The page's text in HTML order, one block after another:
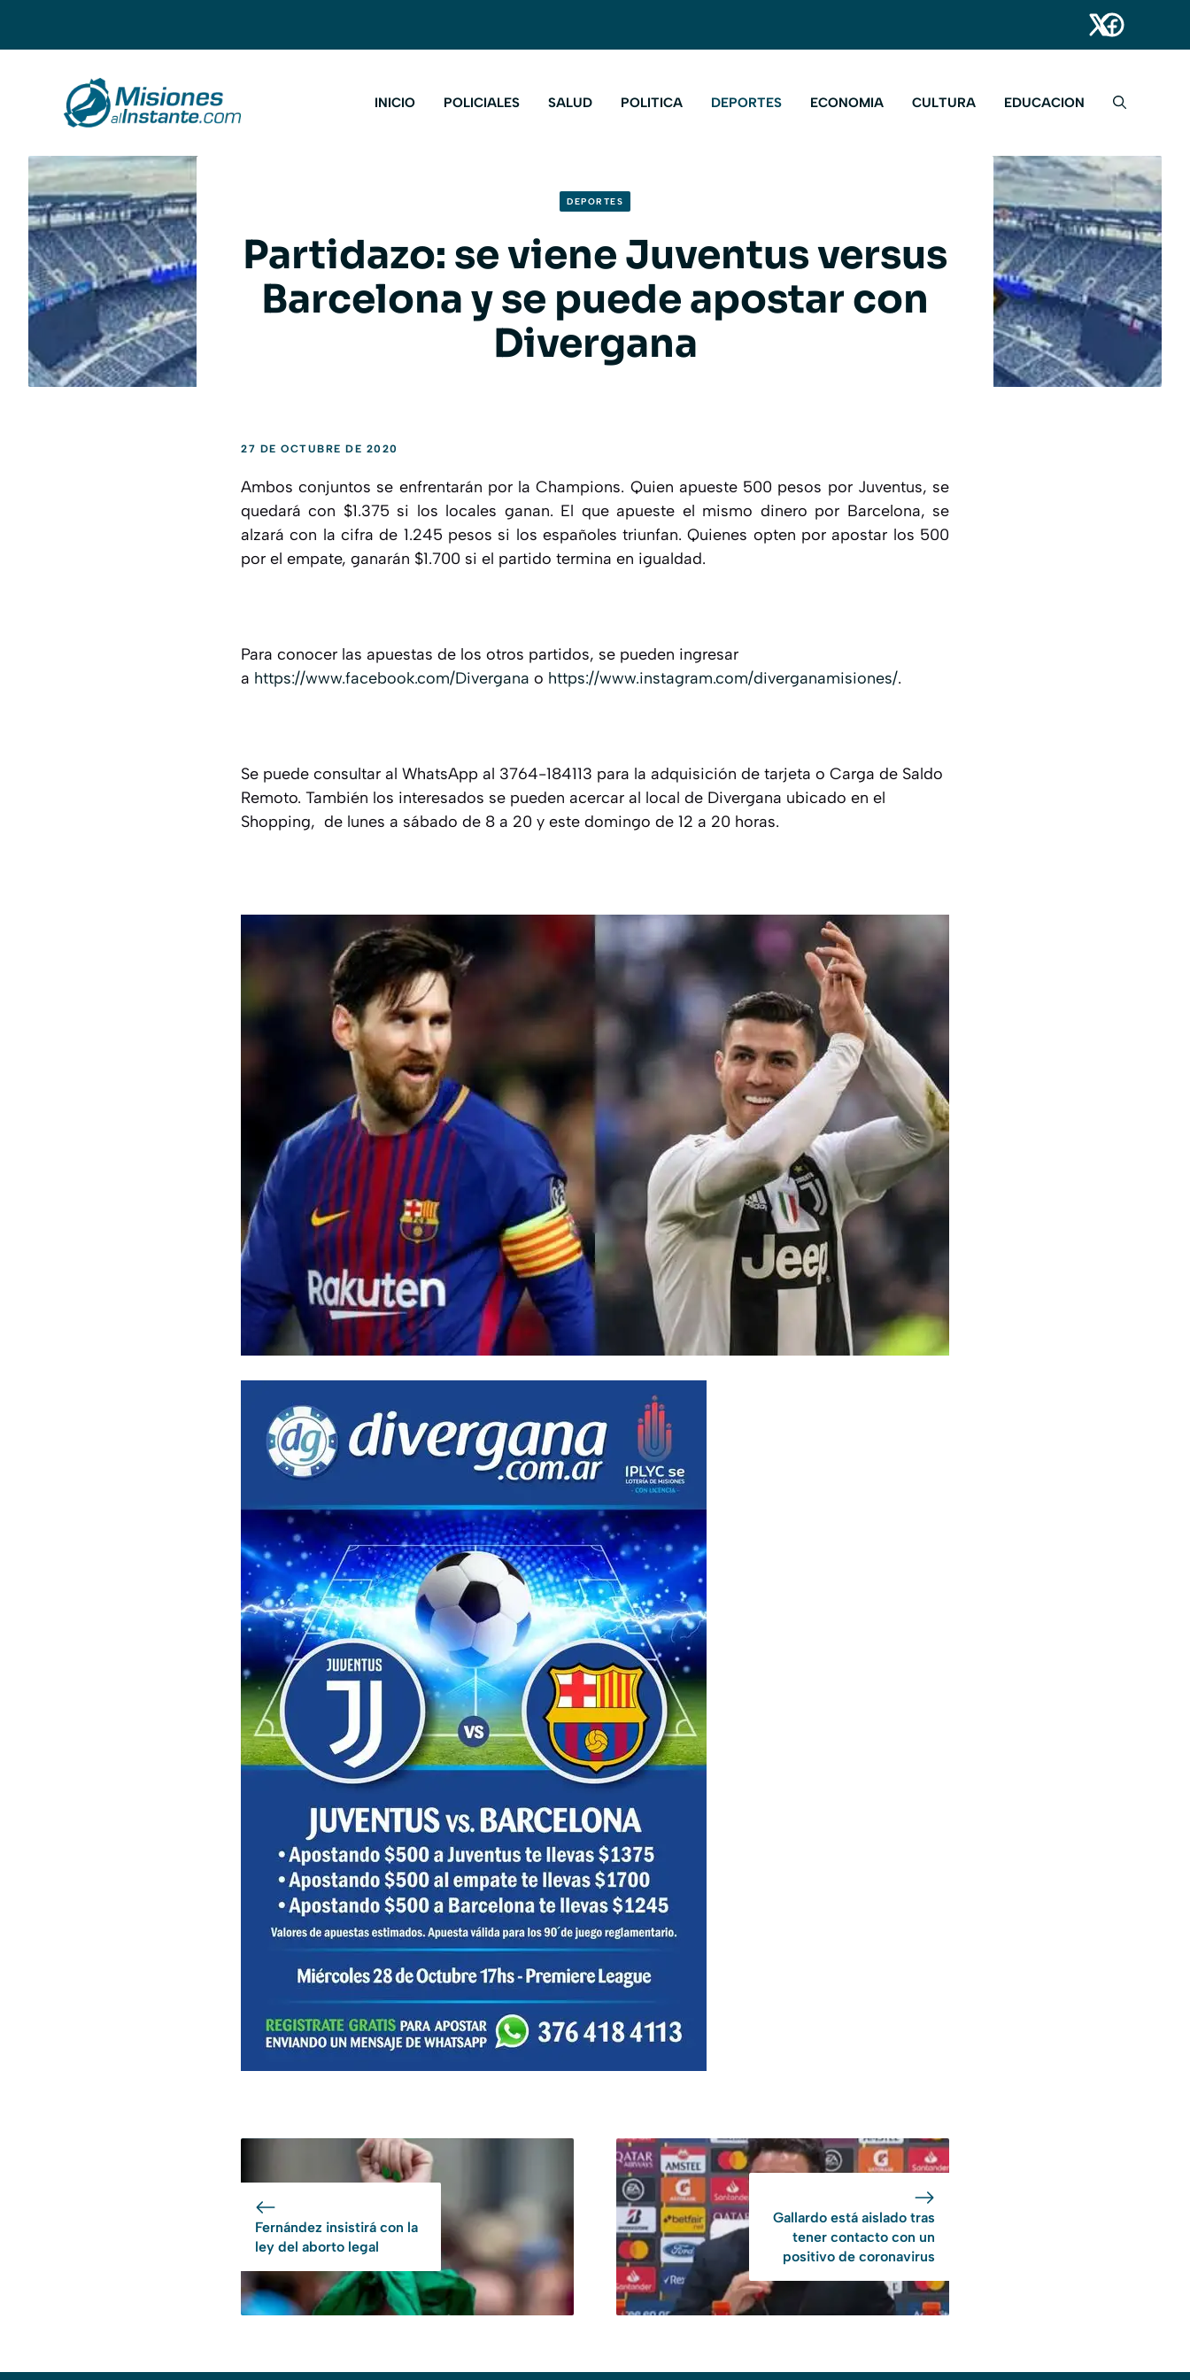
INICIO POLICIALES SALUD POLITICA DEPORTES ECONOMIA CULTURA EDUCACION
DEPORTES
Partidazo: se viene Juventus versus
Barcelona y se puede apostar con
Divergana
27 DE OCTUBRE DE 2020
Ambos conjuntos se enfrentarán por la Champions. Quien apueste 500 pesos por Juventus, se
quedará con $1.375 si los locales ganan. El que apueste el mismo dinero por Barcelona, se
alzará con la cifra de 1.245 pesos si los españoles triunfan. Quienes opten por apostar los 500
por el empate, ganarán $1.700 si el partido termina en igualdad.
Para conocer las apuestas de los otros partidos, se pueden ingresar
a https://www.facebook.com/Divergana o https://www.instagram.com/diverganamisiones/.
Se puede consultar al WhatsApp al 3764-184113 para la adquisición de tarjeta o Carga de Saldo
Remoto. También los interesados se pueden acercar al local de Divergana ubicado en el
Shopping, de lunes a sábado de 8 a 20 y este domingo de 12 a 20 horas.
Fernández insistirá con la
ley del aborto legal
Gallardo está aislado tras
tener contacto con un
positivo de coronavirus